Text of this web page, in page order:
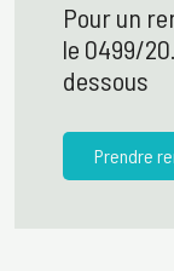
Pour un
le 0499/
dessous
Prendre